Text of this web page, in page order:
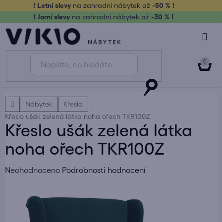
obsah
! Letní slevy na zahradní nábytek až-50 % !
! Jarní slevy na zahradní nábytek až -30 % !
DomůNábytek
Křesla
Křeslo ušák zelená látka noha ořech TKR100Z
Křeslo ušák zelená látka
noha ořech TKR100Z
Průměrné
produktu
Neohodnoceno Podrobnosti hodnocení